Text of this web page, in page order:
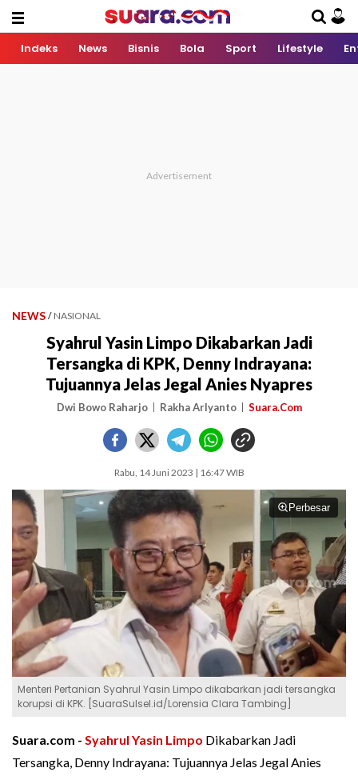
Indeks News Bisnis Bola Sport Lifestyle
NEWS / NASIONAL
Syahrul Yasin Limpo Dikabarkan Jadi
Tersangka di KPK, Denny Indrayana:
Tujuannya Jelas Jegal Anies Nyapres
Dwi Bowo Raharjo Rakha Arlyanto Suara.Com
Rabu, 14 Juni 2023 | 16:47 WIB
Perbesar
Menteri Pertanian Syahrul Yasin Limpo dikabarkan jadi tersangka
korupsi di KPK. [SuaraSulsel.id/Lorensia Clara Tambing]
Suara.com - Syahrul Yasin Limpo Dikabarkan Jadi
Tersangka, Denny Indrayana: Tujuannya Jelas Jegal Anies